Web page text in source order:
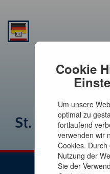
Cookie
Um unsere
optimal zu
fortlaufend
verwenden wir
Cookies. Durch
Nutzung der
Sie der
0